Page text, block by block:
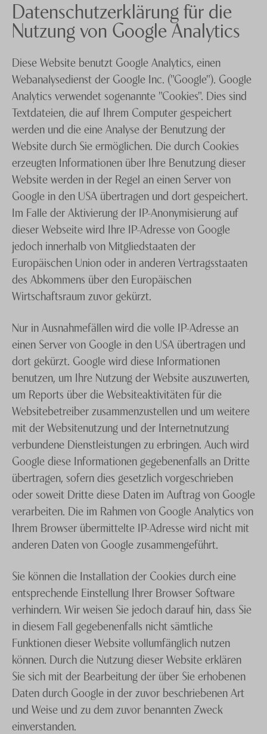
Datenschutzerklärung für die
Nutzung von Google Analytics
Diese Website benutzt Google Analytics, einen
Webanalysedienst der Google Inc. ("Google"). Google
Analytics verwendet sogenannte "Cookies". Dies sind
Textdateien, die auf Ihrem Computer gespeichert
werden und die eine Analyse der Benutzung der
Website durch Sie ermöglichen. Die durch Cookies
erzeugten Informationen über Ihre Benutzung dieser
Website werden in der Regel an einen Server von
Google in den USA übertragen und dort gespeichert.
Im Falle der Aktivierung der IP-Anonymisierung auf
dieser Webseite wird Ihre IP-Adresse von Google
jedoch innerhalb von Mitgliedstaaten der
Europäischen Union oder in anderen Vertragsstaaten
des Abkommens über den Europäischen
Wirtschaftsraum zuvor gekürzt.
Nur in Ausnahmefällen wird die volle IP-Adresse an
einen Server von Google in den USA übertragen und
dort gekürzt. Google wird diese Informationen
benutzen, um Ihre Nutzung der Website auszuwerten,
um Reports über die Websiteaktivitäten für die
Websitebetreiber zusammenzustellen und um weitere
mit der Websitenutzung und der Internetnutzung
verbundene Dienstleistungen zu erbringen. Auch wird
Google diese Informationen gegebenenfalls an Dritte
übertragen, sofern dies gesetzlich vorgeschrieben
oder soweit Dritte diese Daten im Auftrag von Google
verarbeiten. Die im Rahmen von Google Analytics von
Ihrem Browser übermittelte IP-Adresse wird nicht mit
anderen Daten von Google zusammengeführt.
Sie können die Installation der Cookies durch eine
entsprechende Einstellung Ihrer Browser Software
verhindern. Wir weisen Sie jedoch darauf hin, dass Sie
in diesem Fall gegebenenfalls nicht sämtliche
Funktionen dieser Website vollumfänglich nutzen
können. Durch die Nutzung dieser Website erklären
Sie sich mit der Bearbeitung der über Sie erhobenen
Daten durch Google in der zuvor beschriebenen Art
und Weise und zu dem zuvor benannten Zweck
einverstanden.